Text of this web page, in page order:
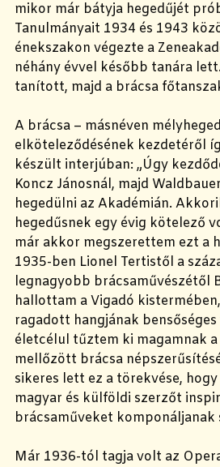
mikor már bátyja hegedűjét
Tanulmányait 1934 és 1943
énekszakon végezte a
néhány évvel később tanára
tanított, majd a brácsa
A brácsa – másnéven
elköteleződésének kezdetéről
készült interjúban: „Úgy
Koncz Jánosnál, majd
hegedülni az Akadémián.
hegedűsnek egy évig kötelező
már akkor megszerettem ezt a
1935-ben Lionel Tertistől a
legnagyobb brácsaművészétől
hallottam a Vigadó
ragadott hangjának
életcélul tűztem ki magamnak
mellőzött brácsa
sikeres lett ez a törekvése,
magyar és külföldi szerzőt
brácsaműveket komponáljanak
Már 1936-tól tagja volt az